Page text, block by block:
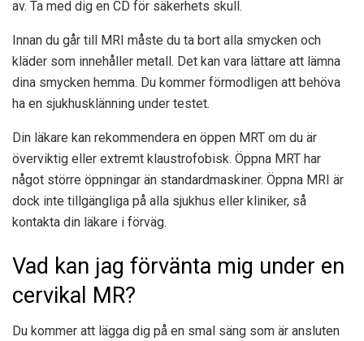
av. Ta med dig en CD för säkerhets skull.
Innan du går till MRI måste du ta bort alla smycken och
kläder som innehåller metall. Det kan vara lättare att lämna
dina smycken hemma. Du kommer förmodligen att behöva
ha en sjukhusklänning under testet.
Din läkare kan rekommendera en öppen MRT om du är
överviktig eller extremt klaustrofobisk. Öppna MRT har
något större öppningar än standardmaskiner. Öppna MRI är
dock inte tillgängliga på alla sjukhus eller kliniker, så
kontakta din läkare i förväg.
Vad kan jag förvänta mig under en
cervikal MR?
Du kommer att lägga dig på en smal säng som är ansluten